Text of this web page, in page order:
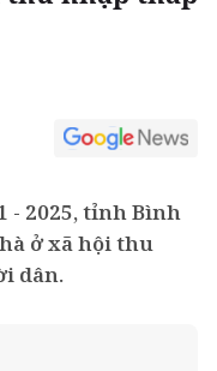
- 2025, tỉnh Bình
ở xã hội thu
dân.